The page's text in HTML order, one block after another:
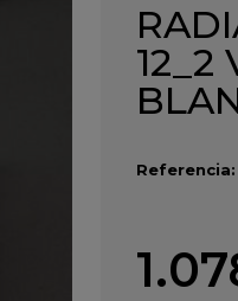
12_2
Referencia: